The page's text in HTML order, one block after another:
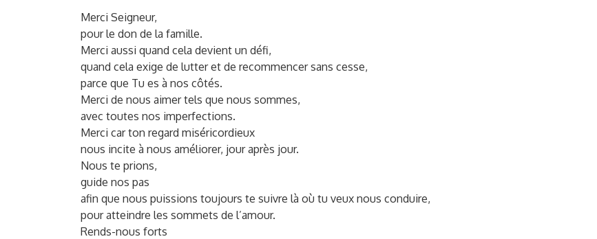
Merci Seigneur,
pour le don de la famille.
Merci aussi quand cela devient un défi,
quand cela exige de lutter et de recommencer sans cesse,
parce que Tu es à nos côtés.
Merci de nous aimer tels que nous sommes,
avec toutes nos imperfections.
Merci car ton regard miséricordieux
nous incite à nous améliorer, jour après jour.
Nous te prions,
guide nos pas
afin que nous puissions toujours te suivre là où tu veux nous conduire,
pour atteindre les sommets de l’amour.
Rends-nous forts